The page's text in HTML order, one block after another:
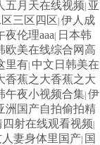
五月天在线视频| 亚
三区四区| 伊人成
夜伦理aaa| 日本韩
欧美在线综合网高
里有| 中文日韩美在
香蕉之大香蕉之大
午夜小视频合集| 伊
洲国产自拍偷拍精
四射在线观看视频|
妻身体里国产| 国